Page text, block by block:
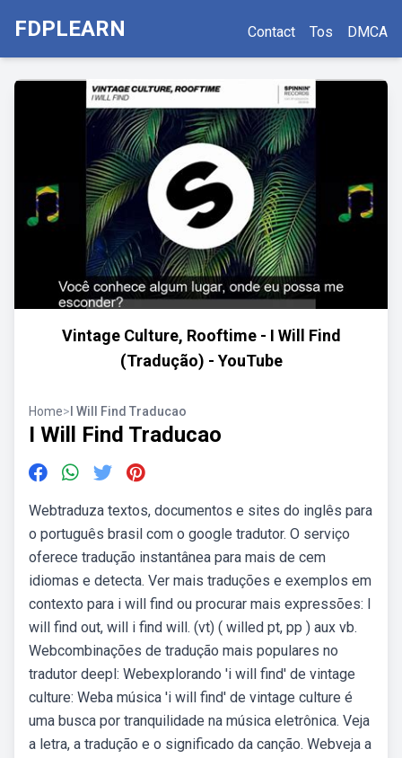
FDPLEARN Contact Tos DMCA
Vintage Culture, Rooftime - I Will Find
(Tradução) - YouTube
Home> I Will Find Traducao
I Will Find Traducao
Webtraduza textos, documentos e sites do inglês para
o português brasil com o google tradutor. O serviço
oferece tradução instantânea para mais de cem
idiomas e detecta. Ver mais traduções e exemplos em
contexto para i will find ou procurar mais expressões: I
will find out, will i find will. (vt) ( willed pt, pp ) aux vb.
Webcombinações de tradução mais populares no
tradutor deepl: Webexplorando 'i will find' de vintage
culture: Weba música 'i will find' de vintage culture é
uma busca por tranquilidade na música eletrônica. Veja
a letra, a tradução e o significado da canção. Webveja a